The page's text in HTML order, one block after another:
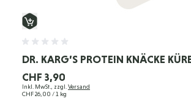
DR. KARG’S PROTEIN KNÄCKE
CHF 3,90
Inkl. MwSt., zzgl. Versand
CHF 26,00 / 1 kg